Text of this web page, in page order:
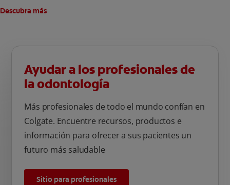
Descubra más
Ayudar a los profesionales de
la odontología
Más profesionales de todo el mundo confían en
Colgate. Encuentre recursos, productos e
información para ofrecer a sus pacientes un
futuro más saludable
Sitio para profesionales